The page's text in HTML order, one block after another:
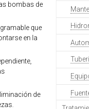
bombas de
que
en la
de